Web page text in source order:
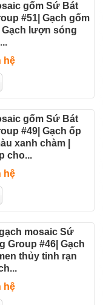
gốm Sứ Bát
#51| Gạch gốm
Gạch lượn sóng
hệ
gốm Sứ Bát
#49| Gạch ốp
xanh chàm |
cho...
hệ
mosaic Sứ
Group #46| Gạch
thủy tinh rạn
hệ